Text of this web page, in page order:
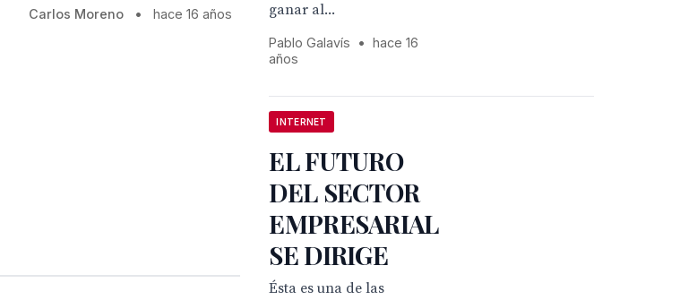
Carlos Moreno • hace 16 años
ganar al...
Pablo Galavís •
hace 16
años
INTERNET
EL FUTURO
DEL SECTOR
EMPRESARIAL
SE DIRIGE
Ésta es una de las